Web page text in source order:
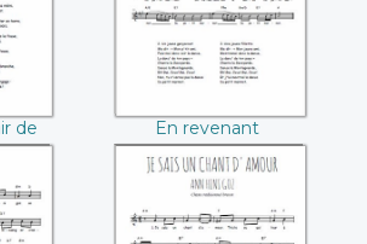
de
En revenant
d'Auvergne
Je sais un chant